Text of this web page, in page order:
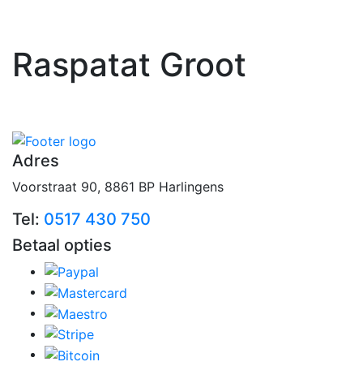
Raspatat Groot
Adres
Voorstraat 90, 8861 BP Harlingens
Tel: 0517 430 750
Betaal opties